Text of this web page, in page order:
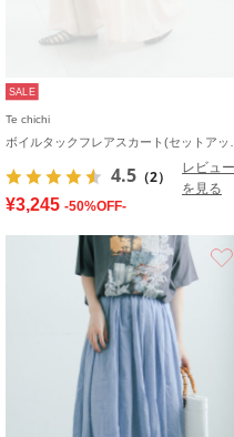
SALE
Te chichi
4.5 （2）
レビュー
を見る
¥3,245 -50%OFF-